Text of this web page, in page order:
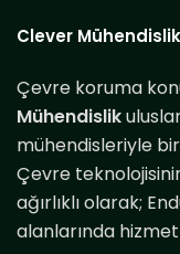
Clever Mühendislik
Çevre koruma
Mühendislik
mühendisleriyle
Çevre
ağırlıklı olarak;
alanlarında